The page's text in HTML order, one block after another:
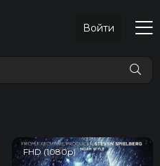
Войти
FHD (1080p)